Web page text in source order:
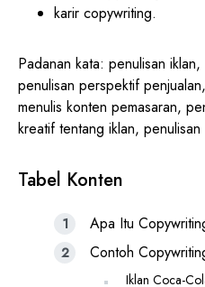
karir copywriting.
Padanan kata: penulisan
penulisan perspektif
menulis konten pemasaran,
kreatif tentang iklan,
Tabel Konten
Apa Itu
Contoh
Iklan Coca-